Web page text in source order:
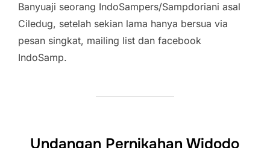
Banyuaji seorang IndoSampers/Sampdoriani asal
Ciledug, setelah sekian lama hanya bersua via
pesan singkat, mailing list dan facebook
IndoSamp.
Undangan Pernikahan Widodo